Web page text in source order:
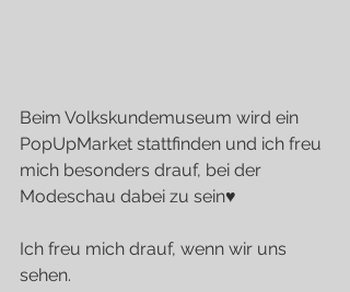
Beim Volkskundemuseum wird ein
PopUpMarket stattfinden und ich freu
mich besonders drauf, bei der
Modeschau dabei zu sein♥
Ich freu mich drauf, wenn wir uns
sehen.